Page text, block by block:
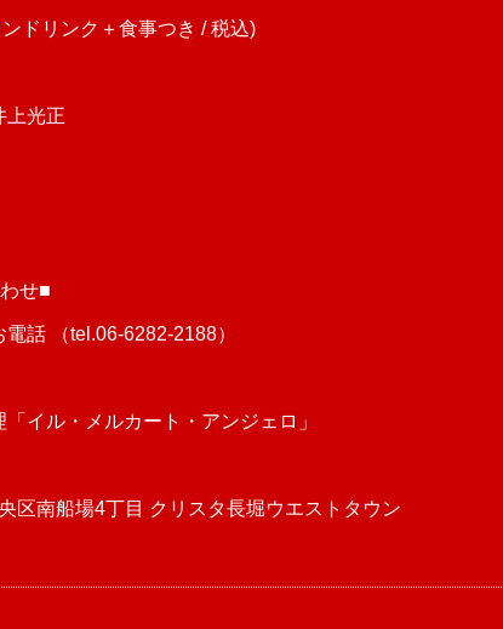
ドリンク＋食事つき / 税込)
上光正
せ■
話 （tel.06-6282-2188）
イル・メルカート・アンジェロ」
区南船場4丁目 クリスタ長堀ウエストタウン